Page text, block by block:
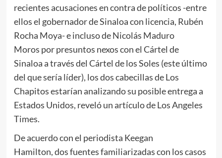
recientes acusaciones en contra de políticos -entre
ellos el gobernador de Sinaloa con licencia, Rubén
Rocha Moya- e incluso de Nicolás Maduro
Moros por presuntos nexos con el Cártel de
Sinaloa a través del Cártel de los Soles (este último
del que sería líder), los dos cabecillas de Los
Chapitos estarían analizando su posible entrega a
Estados Unidos, reveló un artículo de Los Angeles
Times.
De acuerdo con el periodista Keegan
Hamilton, dos fuentes familiarizadas con los casos